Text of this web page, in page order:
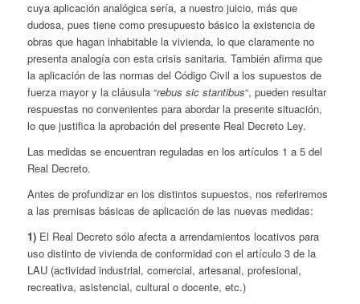
cuya aplicación analógica sería, a nuestro juicio, más que
dudosa, pues tiene como presupuesto básico la existencia de
obras que hagan inhabitable la vivienda, lo que claramente no
presenta analogía con esta crisis sanitaria. También afirma que
la aplicación de las normas del Código Civil a los supuestos de
fuerza mayor y la cláusula “rebus sic stantibus“, pueden resultar
respuestas no convenientes para abordar la presente situación,
lo que justifica la aprobación del presente Real Decreto Ley.
Las medidas se encuentran reguladas en los artículos 1 a 5 del
Real Decreto.
Antes de profundizar en los distintos supuestos, nos referiremos
a las premisas básicas de aplicación de las nuevas medidas:
1)El Real Decreto sólo afecta a arrendamientos locativos para
uso distinto de vivienda de conformidad con el artículo 3 de la
LAU (actividad industrial, comercial, artesanal, profesional,
recreativa, asistencial, cultural o docente, etc.)